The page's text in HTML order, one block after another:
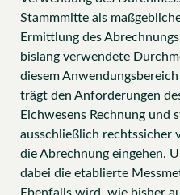
Stammmitte als
Ermittlung des
bislang verwendete
diesem
trägt den Anforderungen
Eichwesens Rechnung und
ausschließlich rechtssicher
die Abrechnung eingehen.
dabei die etablierte